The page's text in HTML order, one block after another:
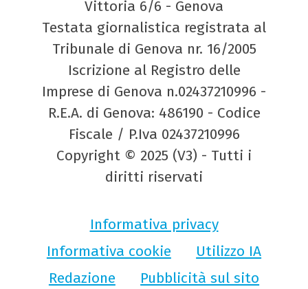
Vittoria 6/6 - Genova
Testata giornalistica registrata al
Tribunale di Genova nr. 16/2005
Iscrizione al Registro delle
Imprese di Genova n.02437210996 -
R.E.A. di Genova: 486190 - Codice
Fiscale / P.Iva 02437210996
Copyright © 2025 (V3) - Tutti i
diritti riservati
Informativa privacy
Informativa cookie
Utilizzo IA
Redazione
Pubblicità sul sito